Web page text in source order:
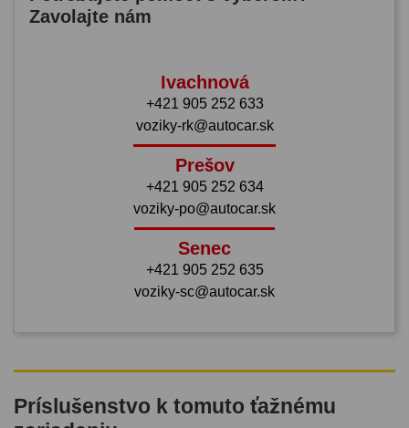
Zavolajte nám
Ivachnová
+421 905 252 633
voziky-rk@autocar.sk
Prešov
+421 905 252 634
voziky-po@autocar.sk
Senec
+421 905 252 635
voziky-sc@autocar.sk
Príslušenstvo k tomuto ťažnému